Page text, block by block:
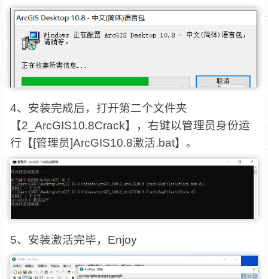
4、安装完成后，打开第二个文件夹
【2_ArcGIS10.8Crack】，右键以管理员身份运
行【[管理员]ArcGIS10.8激活.bat】。
5、安装激活完毕，Enjoy